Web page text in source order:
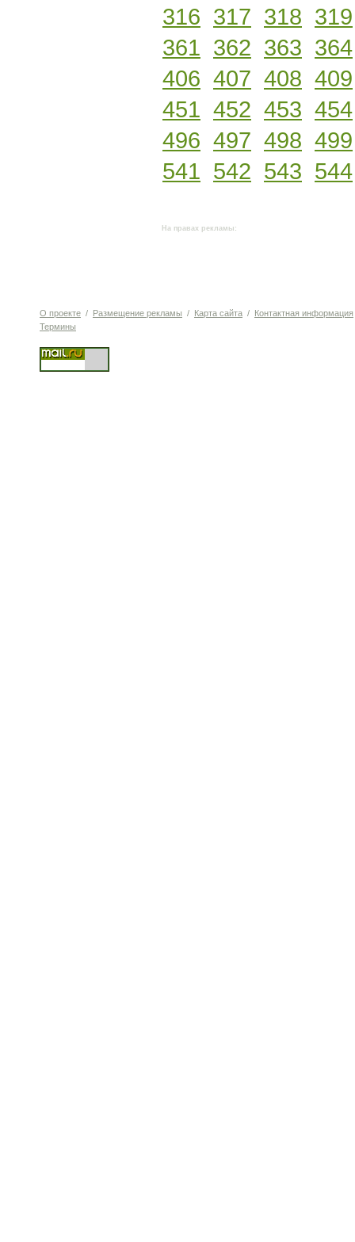
316 317 318 319
361 362 363 364
406 407 408 409
451 452 453 454
496 497 498 499
541 542 543 544
На правах рекламы:
О проекте / Размещение рекламы / Карта сайта / Контактная информация
Термины